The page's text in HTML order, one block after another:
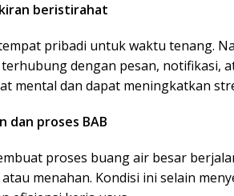
beristirahat
pribadi untuk waktu tenang.
dengan pesan, notifikasi,
mental dan dapat meningkatkan
dan proses BAB
proses buang air besar
menahan. Kondisi ini selain